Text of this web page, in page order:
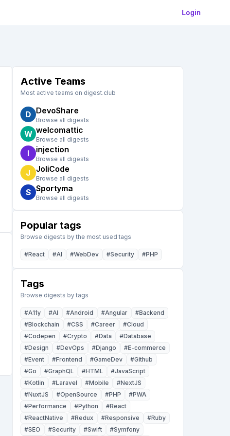
Login
Active Teams
Most active teams on digest.club
D DevoShare
Browse all digests
W welcomattic
Browse all digests
I injection
Browse all digests
J JoliCode
Browse all digests
S Sportyma
Browse all digests
Popular tags
Browse digests by the most used tags
#React #AI #WebDev #Security #PHP
Tags
Browse digests by tags
#A11y #AI #Android #Angular #Backend
#Blockchain #CSS #Career #Cloud
#Codepen #Crypto #Data #Database
#Design #DevOps #Django #E-commerce
#Event #Frontend #GameDev #Github
#Go #GraphQL #HTML #JavaScript
#Kotlin #Laravel #Mobile #NextJS
#NuxtJS #OpenSource #PHP #PWA
#Performance #Python #React
#ReactNative #Redux #Responsive #Ruby
#SEO #Security #Swift #Symfony